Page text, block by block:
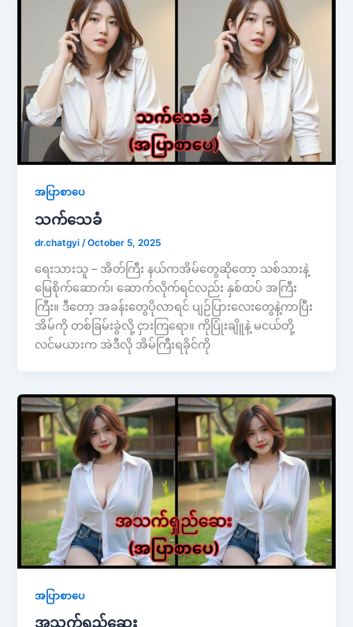
အပြာစာပေ
သက်သေခံ
dr.chatgyi/October 5, 2025
ရေးသားသူ – အိတ်ကြီး နယ်ကအိမ်တွေဆိုတော့ သစ်သားနဲ့
မြေစိုက်ဆောက်၊ ဆောက်လိုက်ရင်လည်း နှစ်ထပ် အကြီး
ကြီး။ ဒီတော့ အခန်းတွေပိုလာရင် ပျဉ်ပြားလေးတွေနဲ့ကာပြီး
အိမ်ကို တစ်ခြမ်းခွဲလို့ ငှားကြရော။ ကိုပြုံးချိူနဲ့ မငယ်တို့
လင်မယားက အဲဒီလို အိမ်ကြီးရခိုင်ကို
အပြာစာပေ
အသက်ရှည်ဆေး